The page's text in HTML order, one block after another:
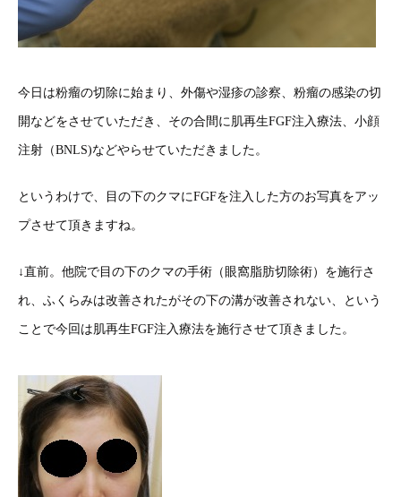
今日は粉瘤の切除に始まり、外傷や湿疹の診察、粉瘤の感染の切
開などをさせていただき、その合間に肌再生FGF注入療法、小顔
注射（BNLS)などやらせていただきました。
というわけで、目の下のクマにFGFを注入した方のお写真をアッ
プさせて頂きますね。
↓直前。他院で目の下のクマの手術（眼窩脂肪切除術）を施行さ
れ、ふくらみは改善されたがその下の溝が改善されない、という
ことで今回は肌再生FGF注入療法を施行させて頂きました。